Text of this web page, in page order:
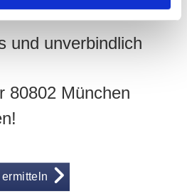
und unverbindlich
80802 München